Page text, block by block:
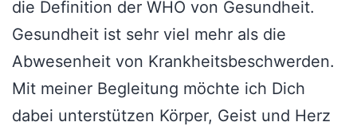
die Definition der WHO von Gesundheit.
Gesundheit ist sehr viel mehr als die
Abwesenheit von Krankheitsbeschwerden.
Mit meiner Begleitung möchte ich Dich
dabei unterstützen Körper, Geist und Herz